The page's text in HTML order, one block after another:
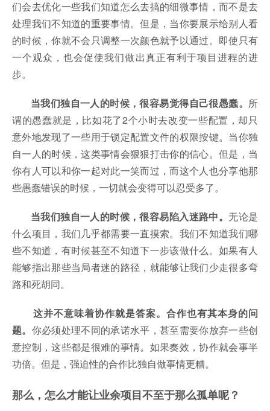
们会去优化一些我们知道怎么去搞的细微事情，而不是去
处理我们不知道的重要事情。但是，当你要展示给别人看
的时候，你就不会只调整一次颜色就予以通过。即使只有
一个观众，也会促使我们做出真正有利于项目进程的进
步。
当我们独自一人的时候，很容易觉得自己很愚蠢。 所
谓的愚蠢就是，比如花了2个小时去改变一些配置，却只
意外地发现了一些用于锁定配置文件的权限按键。当你独
自一人的时候，这类事情会狠狠打击你的信心。但是，当
你有人可以和你一起对此一笑而过，而这个人也分享他那
些愚蠢错误的时候，一切就会变得可以忍受多了。
当我们独自一人的时候，很容易陷入迷路中。无论是
什么项目，我们几乎都需要一直摸索。我们不知道我们哪
些不知道，有时候甚至不知道下一步该做什么。如果有人
能够指出那些当局者迷的路径，就能够让我们少走很多弯
路和死胡同。
这并不意味着协作就是答案。合作也有其本身的问
题。 你必须处理不同的承诺水平，甚至需要你放弃一些创
意控制，这些都是很难的事情。如果奏效，协作就会事半
功倍。但是，强迫性的合作比独自做事情更糟。
那么，怎么才能让业余项目不至于那么孤单呢？